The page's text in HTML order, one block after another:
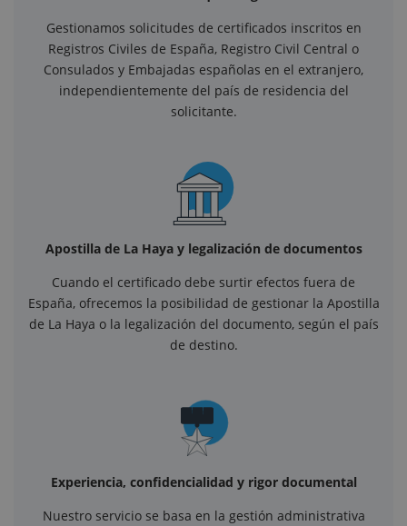
Gestionamos solicitudes de certificados inscritos en
Registros Civiles de España, Registro Civil Central o
Consulados y Embajadas españolas en el extranjero,
independientemente del país de residencia del
solicitante.
Apostilla de La Haya y legalización de documentos
Cuando el certificado debe surtir efectos fuera de
España, ofrecemos la posibilidad de gestionar la Apostilla
de La Haya o la legalización del documento, según el país
de destino.
Experiencia, confidencialidad y rigor documental
Nuestro servicio se basa en la gestión administrativa